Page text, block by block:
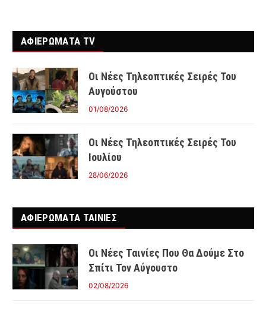
ΑΦΙΕΡΩΜΑΤΑ TV
Οι Νέες Τηλεοπτικές Σειρές Του
Αυγούστου
01/08/2026
Οι Νέες Τηλεοπτικές Σειρές Του
Ιουλίου
28/06/2026
ΑΦΙΕΡΩΜΑΤΑ ΤΑΙΝΊΕΣ
Οι Νέες Ταινίες Που Θα Δούμε Στο
Σπίτι Τον Αύγουστο
02/08/2026